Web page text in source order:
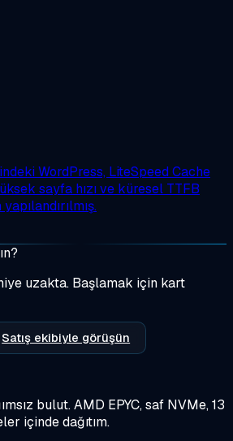
WordPress, LiteSpeed Cache
sayfa hızı ve küresel TTFB
uzakta. Başlamak için kart
Satış ekibiyle görüşün
bulut.AMD EPYC, saf NVMe, 13
içinde dağıtım.